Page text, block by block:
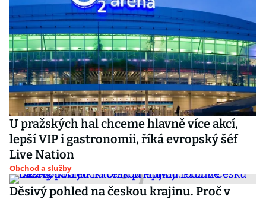
U pražských hal chceme hlavně více akcí,
lepší VIP i gastronomii, říká evropský šéf
Live Nation
Obchod a služby
Děsivý pohled na českou krajinu. Proč v